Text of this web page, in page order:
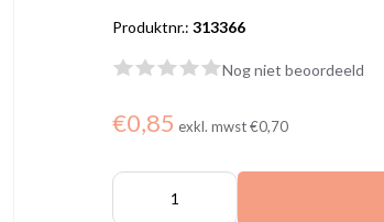
Produktnr.:313366
Nog niet beoordeeld
€0,85 exkl. mwst€0,70